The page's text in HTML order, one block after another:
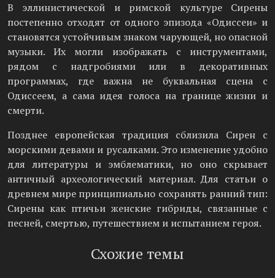
В эллинистической и римской культуре Сирены
постепенно отходят от одного эпизода «Одиссеи» и
становятся устойчивым знаком чарующей, но опасной
музыки. Их могли изображать с инструментами,
рядом с надгробиями или в декоративных
программах, где важна не буквальная сцена с
Одиссеем, а сама идея голоса на границе жизни и
смерти.
Позднее европейская традиция сблизила Сирен с
морскими девами и русалками. Это изменение удобно
для литературы и эмблематики, но оно скрывает
античный археологический материал. Для статьи о
древнем мире принципиально сохранять ранний тип:
Сирены как птичьи женские гибриды, связанные с
песней, смертью, путешествием и испытанием героя.
Схожие темы